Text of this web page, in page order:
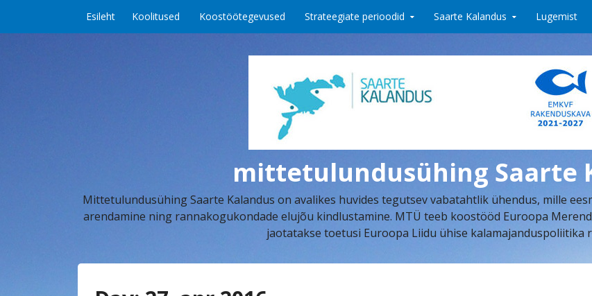
Esileht Koolitused Koostöötegevused Strateegiate perioodid Saarte Kalandus Lugemist
mittetulundusühing Saarte
Mittetulundusühing Saarte Kalandus on avalikes huvides tegutsev vabatahtlik ühendus, mille
arendamine ning rannakogukondade elujõu kindlustamine. MTÜ teeb koostööd Euroopa
jaotatakse toetusi Euroopa Liidu ühise kalamajanduspoliitika